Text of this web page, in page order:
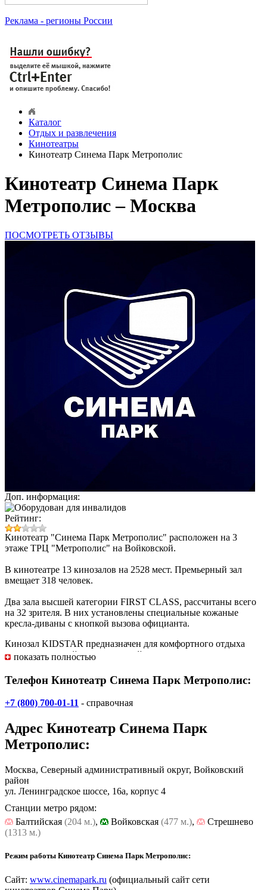
Реклама - регионы России
Каталог
Отдых и развлечения
Кинотеатры
Кинотеатр Синема Парк Метрополис
Кинотеатр Синема Парк
Метрополис – Москва
ПОСМОТРЕТЬ ОТЗЫВЫ
Доп. информация:
Рейтинг:
Кинотеатр "Синема Парк Метрополис" расположен на 3
этаже ТРЦ "Метрополис" на Войковской.
В кинотеатре 13 кинозалов на 2528 мест. Премьерный зал
вмещает 318 человек.
Два зала высшей категории FIRST CLASS, рассчитаны всего
на 32 зрителя. В них установлены специальные кожаные
кресла-диваны с кнопкой вызова официанта.
Кинозал KIDSTAR предназначен для комфортного отдыха
маленьких гостей и их родителей.
показать полностью
Телефон Кинотеатр Синема Парк Метрополис:
+7 (800) 700-01-11 - справочная
Адрес Кинотеатр Синема Парк
Метрополис:
Москва, Северный административный округ, Войковский
район
ул. Ленинградское шоссе, 16а, корпус 4
Станции метро рядом:
Балтийская (204 м.), Войковская (477 м.),
Стрешнево
(1313 м.)
Режим работы Кинотеатр Синема Парк Метрополис:
Сайт: www.cinemapark.ru (официальный сайт сети